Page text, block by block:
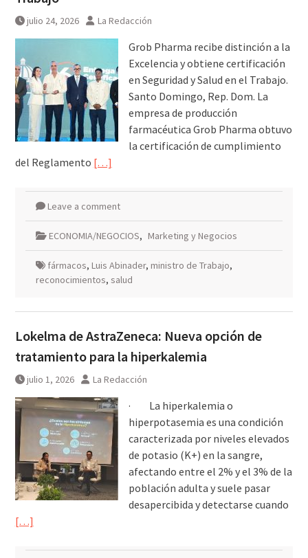
julio 24, 2026 La Redacción
Grob Pharma recibe distinción a la
Excelencia y obtiene certificación
en Seguridad y Salud en el Trabajo.
Santo Domingo, Rep. Dom. La
empresa de producción
farmacéutica Grob Pharma obtuvo
la certificación de cumplimiento
del Reglamento […]
Leave a comment
ECONOMIA/NEGOCIOS, Marketing y Negocios
fármacos, Luis Abinader, ministro de Trabajo,
reconocimientos, salud
Lokelma de AstraZeneca: Nueva opción de
tratamiento para la hiperkalemia
julio 1, 2026 La Redacción
· La hiperkalemia o
hiperpotasemia es una condición
caracterizada por niveles elevados
de potasio (K+) en la sangre,
afectando entre el 2% y el 3% de la
población adulta y suele pasar
desapercibida y detectarse cuando
[…]